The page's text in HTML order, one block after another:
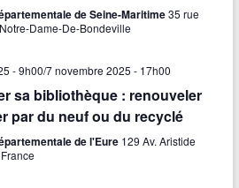
de Seine-Maritime35 rue
Dame-De-Bondeville
- 9h00/7 novembre 2025 - 17h00
sa bibliothèque : renouveler
par du neuf ou du recyclé
de l'Eure 129 Av. Aristide